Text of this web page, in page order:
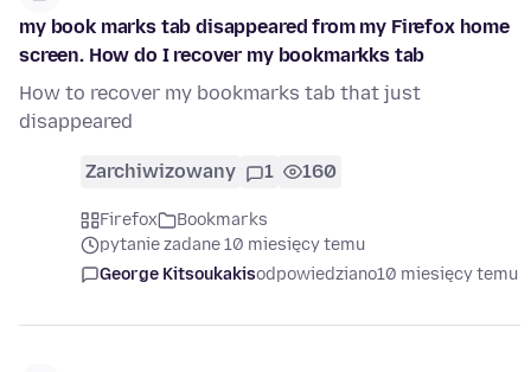
my book marks tab disappeared from my Firefox home
screen. How do I recover my bookmarkks tab
How to recover my bookmarks tab that just
disappeared
Zarchiwizowany 1 160
Firefox
Bookmarks
pytanie zadane 10 miesięcy temu
George Kitsoukakisodpowiedziano10 miesięcy temu